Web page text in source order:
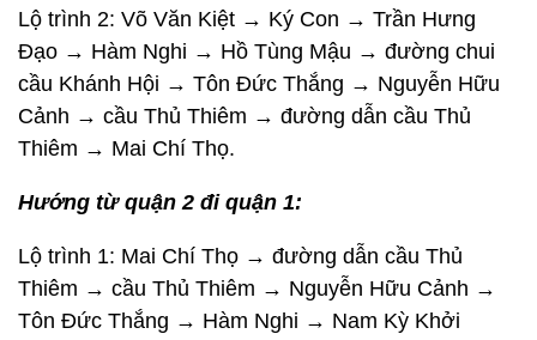
Lộ trình 2: Võ Văn Kiệt → Ký Con → Trần Hưng
Đạo → Hàm Nghi → Hồ Tùng Mậu → đường chui
cầu Khánh Hội → Tôn Đức Thắng → Nguyễn Hữu
Cảnh → cầu Thủ Thiêm → đường dẫn cầu Thủ
Thiêm → Mai Chí Thọ.
Hướng từ quận 2 đi quận 1:
Lộ trình 1: Mai Chí Thọ → đường dẫn cầu Thủ
Thiêm → cầu Thủ Thiêm → Nguyễn Hữu Cảnh →
Tôn Đức Thắng → Hàm Nghi → Nam Kỳ Khởi